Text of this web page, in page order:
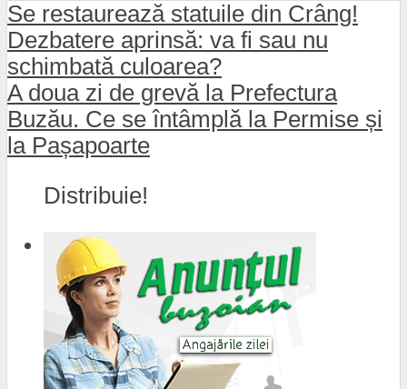
Se restaurează statuile din Crâng!
Dezbatere aprinsă: va fi sau nu
schimbată culoarea?
A doua zi de grevă la Prefectura
Buzău. Ce se întâmplă la Permise și
la Pașapoarte
Distribuie!